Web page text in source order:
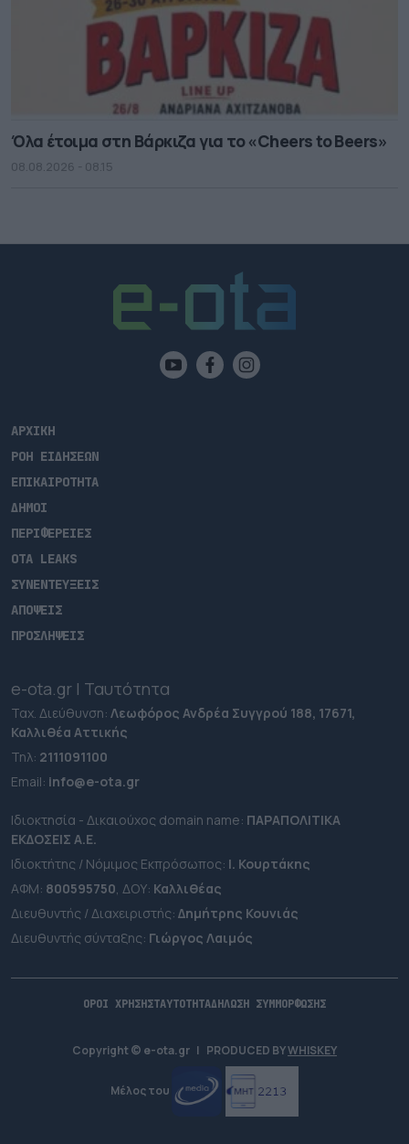
Όλα έτοιμα στη Βάρκιζα για το «Cheers to Beers»
08.08.2026 - 08.15
ΑΡΧΙΚΗ
ΡΟΗ ΕΙΔΗΣΕΩΝ
ΕΠΙΚΑΙΡΟΤΗΤΑ
ΔΗΜΟΙ
ΠΕΡΙΦΕΡΕΙΕΣ
OTA LEAKS
ΣΥΝΕΝΤΕΥΞΕΙΣ
ΑΠΟΨΕΙΣ
ΠΡΟΣΛΗΨΕΙΣ
e-ota.gr | Ταυτότητα
Ταχ. Διεύθυνση: Λεωφόρος Ανδρέα Συγγρού 188, 17671,
Καλλιθέα Αττικής
Τηλ: 2111091100
Εmail: info@e-ota.gr
Ιδιοκτησία - Δικαιούχος domain name: ΠΑΡΑΠΟΛΙΤΙΚΑ
ΕΚΔΟΣΕΙΣ A.E.
Ιδιοκτήτης / Νόμιμος Εκπρόσωπος: Ι. Κουρτάκης
ΑΦΜ: 800595750, ΔΟΥ: Καλλιθέας
Διευθυντής / Διαχειριστής: Δημήτρης Κουνιάς
Διευθυντής σύνταξης: Γιώργος Λαιμός
ΟΡΟΙ ΧΡΗΣΗΣΤΑΥΤΟΤΗΤΑΔΗΛΩΣΗ ΣΥΜΜΟΡΦΩΣΗΣ
Copyright © e-ota.gr | PRODUCED BYWHISKEY
Μέλος του